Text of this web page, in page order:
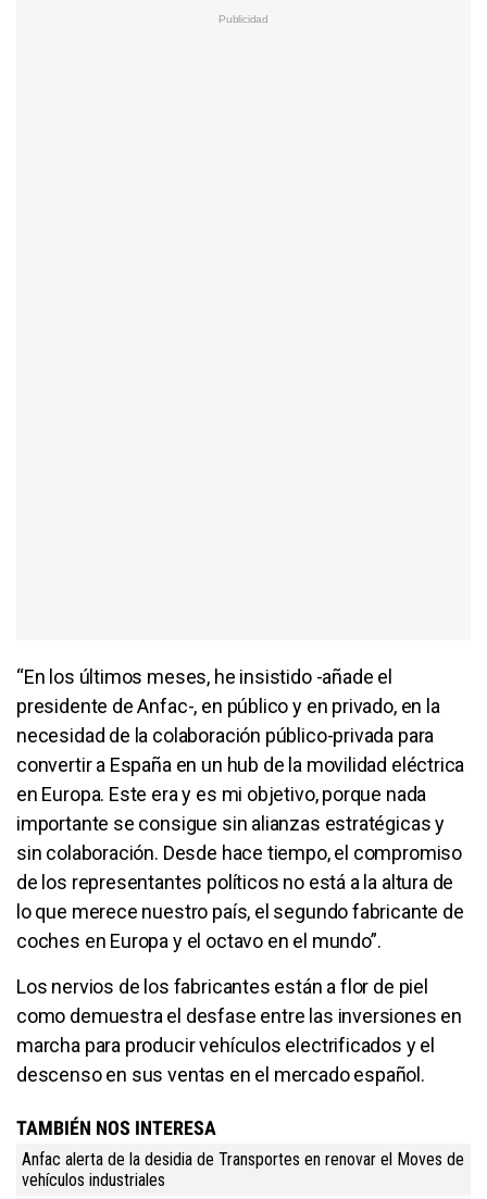
“En los últimos meses, he insistido -añade el
presidente de Anfac-, en público y en privado, en la
necesidad de la colaboración público-privada para
convertir a España en un hub de la movilidad eléctrica
en Europa. Este era y es mi objetivo, porque nada
importante se consigue sin alianzas estratégicas y
sin colaboración. Desde hace tiempo, el compromiso
de los representantes políticos no está a la altura de
lo que merece nuestro país, el segundo fabricante de
coches en Europa y el octavo en el mundo”.
Los nervios de los fabricantes están a flor de piel
como demuestra el desfase entre las inversiones en
marcha para producir vehículos electrificados y el
descenso en sus ventas en el mercado español.
TAMBIÉN NOS INTERESA
Anfac alerta de la desidia de Transportes en renovar el Moves de
vehículos industriales